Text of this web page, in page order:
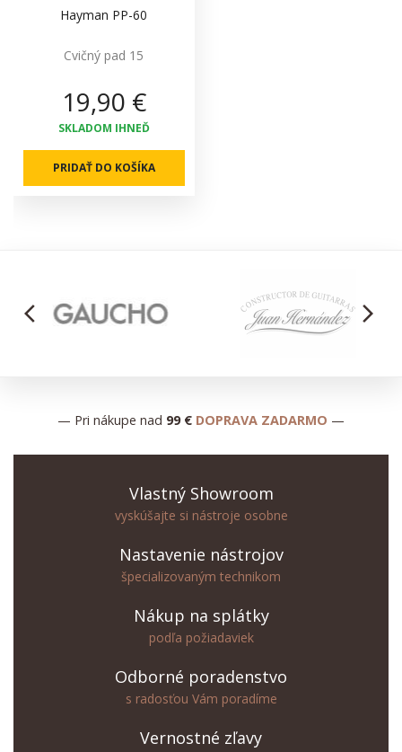
Hayman PP-60
Cvičný pad 15
19,90 €
SKLADOM IHNEĎ
PRIDAŤ DO KOŠÍKA
arrow_back_ios arrow_forward_ios
— Pri nákupe nad 99 € DOPRAVA ZADARMO —
Vlastný Showroom
vyskúšajte si nástroje osobne
Nastavenie nástrojov
špecializovaným technikom
Nákup na splátky
podľa požiadaviek
Odborné poradenstvo
s radosťou Vám poradíme
Vernostné zľavy